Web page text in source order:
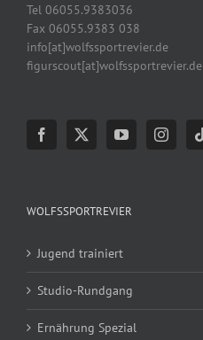
Tel 06055.9383036
Fax 06055.9383 038
info[at]wolfssportrevier.de
figurscout[at]wolfssportrevier.de
WOLFSSPORTREVIER
Jugend trainiert
Studio-Rundgang
Ernährung Spezial